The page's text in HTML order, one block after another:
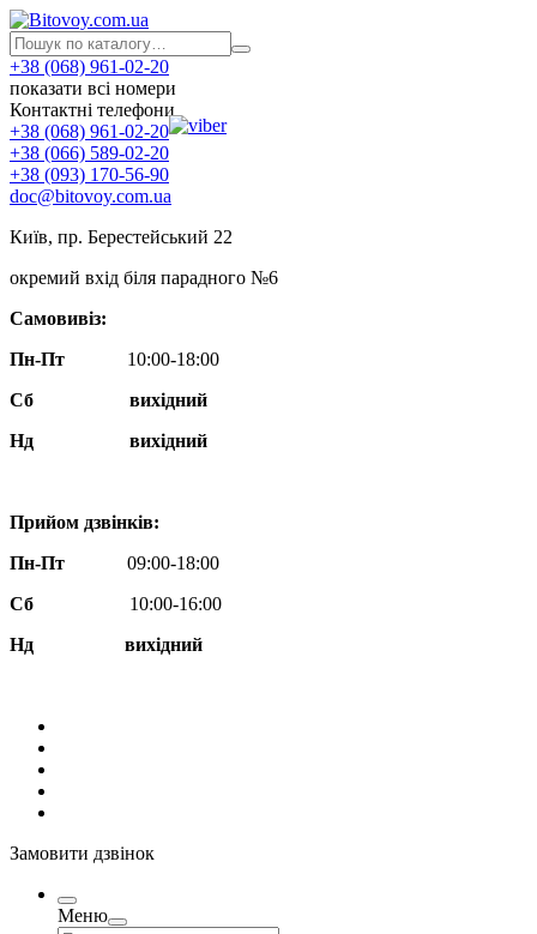
+38 (068) 961-02-20
показати всі номери
Контактні телефони
+38 (068) 961-02-20
+38 (066) 589-02-20
+38 (093) 170-56-90
doc@bitovoy.com.ua
Київ, пр. Берестейський 22
окремий вхід біля парадного №6
Самовивіз:
Пн-Пт
10:00-18:00
Сб
вихідний
Нд
вихідний
Прийом дзвінків:
Пн-Пт
09:00-18:00
Сб
10:00-16:00
Нд вихідний
Замовити дзвінок
Меню